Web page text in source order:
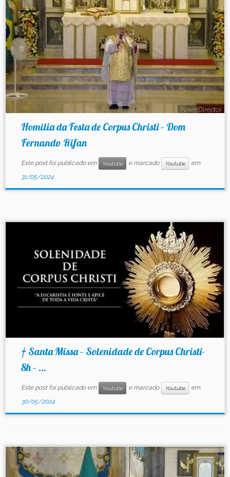
Contato
Homilia da Festa de Corpus Christi – Dom
Fernando Rifan
Este post foi publicado em Youtube e marcado Youtube
em
31/05/2024
† Santa Missa – Solenidade de Corpus Christi-
8h – ...
Este post foi publicado em Youtube e marcado Youtube
em
30/05/2024